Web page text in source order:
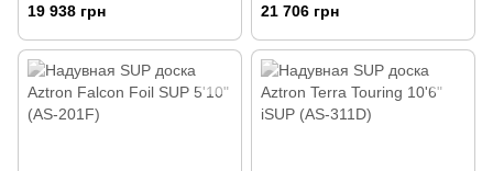
19 938 грн 21 706 грн